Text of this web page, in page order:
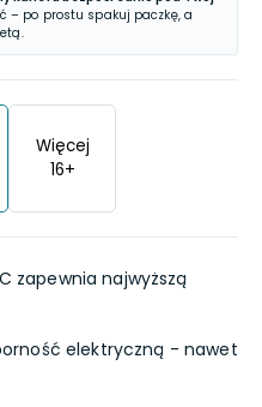
– po prostu spakuj paczkę, a
Więcej
16+
zapewnia najwyższą
elektryczną - nawet